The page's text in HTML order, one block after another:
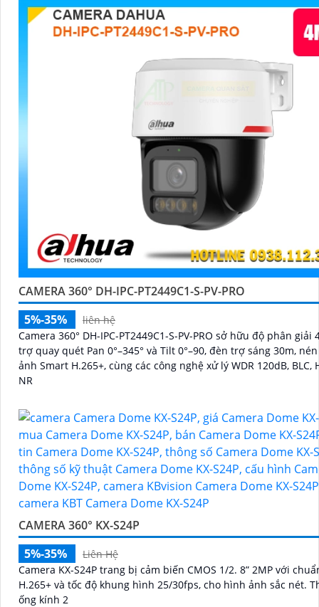
CAMERA 360° DH-IPC-PT2449C1-S-PV-PRO
5%-35%
liên hệ
Camera 360° DH-IPC-PT2449C1-S-PV-PRO sở hữu độ phân giải
trợ quay quét Pan 0°–345° và Tilt 0°–90, đèn trợ sáng 30m,
ảnh Smart H.265+, cùng các công nghệ xử lý WDR 120dB, BLC,
NR
CAMERA 360° KX-S24P
5%-35%
Liên Hệ
Camera KX-S24P trang bị cảm biến CMOS 1/2. 8” 2MP với
H.265+ và tốc độ khung hình 25/30fps, cho hình ảnh sắc nét. Thiết bị có
ống kính 2